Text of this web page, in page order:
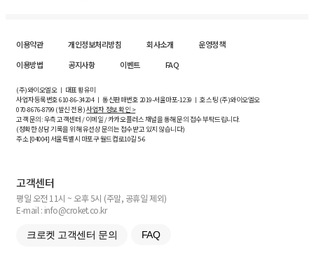
이용약관 개인정보처리방침 회사소개
운영정책
이용방법
공지사항 이벤트 FAQ
(주)와이오엘오 ㅣ 대표 황유미
사업자등록번호610-86-34204ㅣ 통신판매번호 2019-서울마포-1239 ㅣ 호스팅 (주)와이오엘오
070-8676-8799 (발신 전용)사업자 정보 확인 >
고객 문의: 우측 고객센터 / 이메일 / 카카오플러스 채널을 통해 문의 접수 부탁드립니다.
(정확한 상담 기록을 위해 유선상 문의는 접수받고 있지 않습니다)
주소 [04004] 서울특별시 마포구 월드컵로10길5-6
고객센터
평일 오전 11시 ~ 오후 5시 (주말, 공휴일 제외)
E-mail : info@croket.co.kr
크로켓 고객센터 문의 FAQ